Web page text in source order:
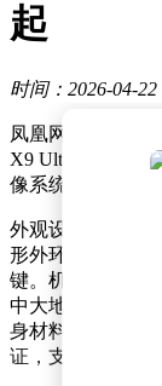
起
时间：2026-04-22
凤凰网科技讯 （
X9 Ultra。作为
像系统，搭载哈
外观设计上，
形外环内嵌微曲
键。机身提供三
中大地苔原款采
身材料为新一代
证，支持IP66、